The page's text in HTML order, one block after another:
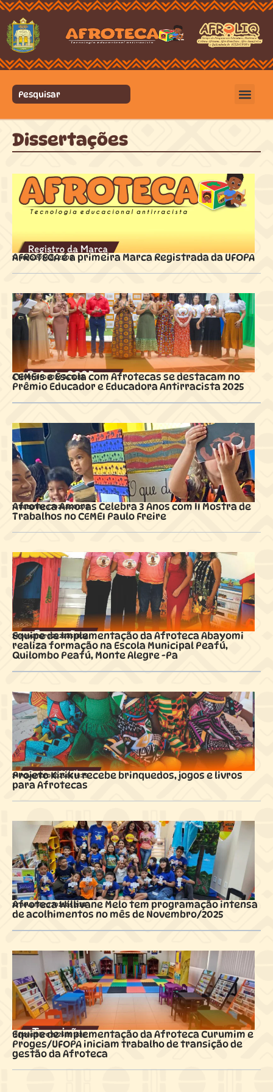
Dissertações
17 maio 2026 ás23:08
AFROTECA é a primeira Marca Registrada da UFOPA
6 fevereiro 2026 ás10:16
CEMEIs e Escola com Afrotecas se destacam no
Prêmio Educador e Educadora Antirracista 2025
13 dezembro 2025 ás01:08
Afroteca Amoras Celebra 3 Anos com II Mostra de
Trabalhos no CEMEI Paulo Freire
24 novembro 2025 ás14:36
Equipe de Implementação da Afroteca Abayomi
realiza formação na Escola Municipal Peafú,
Quilombo Peafú, Monte Alegre -Pa
24 novembro 2025 ás14:29
Projeto Kiriku recebe brinquedos, jogos e livros
para Afrotecas
22 novembro 2025 ás21:37
Afroteca Willivane Melo tem programação intensa
de acolhimentos no mês de Novembro/2025
15 novembro 2025 ás16:17
Equipe de Implementação da Afroteca Curumim e
Proges/UFOPA iniciam trabalho de transição de
gestão da Afroteca